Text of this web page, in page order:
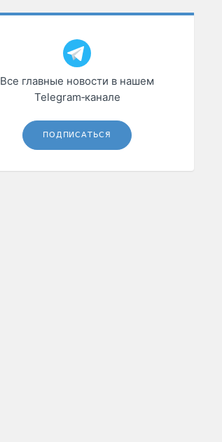
Все главные новости в нашем
Telegram‑канале
ПОДПИСАТЬСЯ